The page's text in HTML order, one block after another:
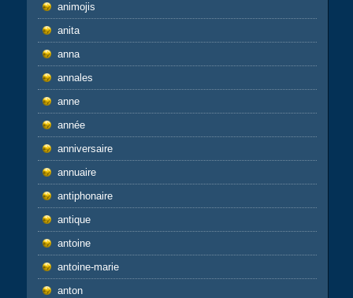
animojis
anita
anna
annales
anne
année
anniversaire
annuaire
antiphonaire
antique
antoine
antoine-marie
anton